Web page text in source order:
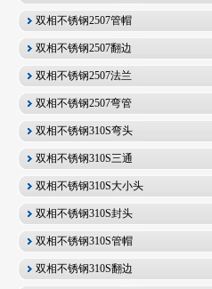
双相不锈钢2507管帽
双相不锈钢2507翻边
双相不锈钢2507法兰
双相不锈钢2507弯管
双相不锈钢310S弯头
双相不锈钢310S三通
双相不锈钢310S大小头
双相不锈钢310S封头
双相不锈钢310S管帽
双相不锈钢310S翻边